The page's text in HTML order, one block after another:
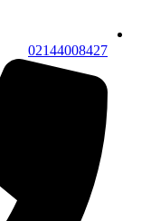
02144008427